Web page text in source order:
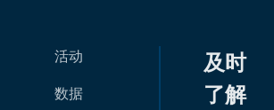
活动
数据
及时
了解